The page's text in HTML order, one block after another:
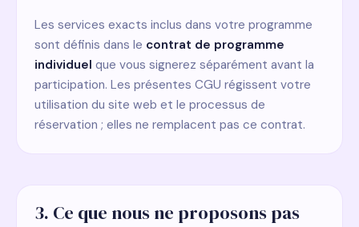
Les services exacts inclus dans votre programme
sont définis dans le contrat de programme
individuel que vous signerez séparément avant la
participation. Les présentes CGU régissent votre
utilisation du site web et le processus de
réservation ; elles ne remplacent pas ce contrat.
3. Ce que nous ne proposons pas